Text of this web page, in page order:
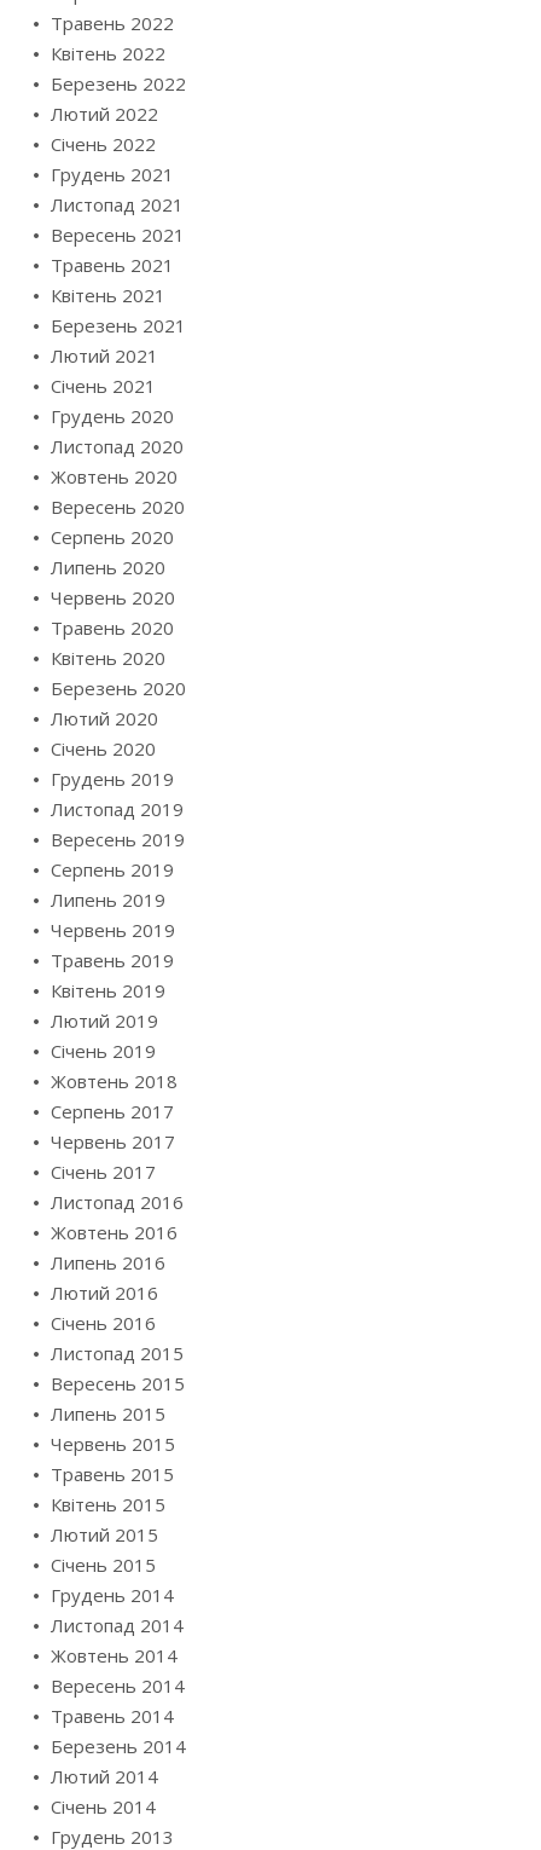
Травень 2022
Квітень 2022
Березень 2022
Лютий 2022
Січень 2022
Грудень 2021
Листопад 2021
Вересень 2021
Травень 2021
Квітень 2021
Березень 2021
Лютий 2021
Січень 2021
Грудень 2020
Листопад 2020
Жовтень 2020
Вересень 2020
Серпень 2020
Липень 2020
Червень 2020
Травень 2020
Квітень 2020
Березень 2020
Лютий 2020
Січень 2020
Грудень 2019
Листопад 2019
Вересень 2019
Серпень 2019
Липень 2019
Червень 2019
Травень 2019
Квітень 2019
Лютий 2019
Січень 2019
Жовтень 2018
Серпень 2017
Червень 2017
Січень 2017
Листопад 2016
Жовтень 2016
Липень 2016
Лютий 2016
Січень 2016
Листопад 2015
Вересень 2015
Липень 2015
Червень 2015
Травень 2015
Квітень 2015
Лютий 2015
Січень 2015
Грудень 2014
Листопад 2014
Жовтень 2014
Вересень 2014
Травень 2014
Березень 2014
Лютий 2014
Січень 2014
Грудень 2013